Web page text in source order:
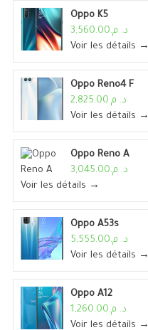
Oppo K5
د. م.3,560.00
Voir les détails →
Oppo Reno4 F
د. م.2,825.00
Voir les détails →
Oppo Reno A
د. م.3,045.00
Voir les détails →
Oppo A53s
د. م.5,555.00
Voir les détails →
Oppo A12
د. م.1,260.00
Voir les détails →